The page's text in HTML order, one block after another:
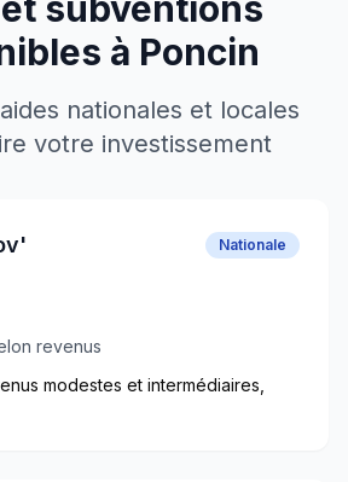
à Poncin
nationales et locales
votre investissement
Nationale
revenus
modestes et intermédiaires,